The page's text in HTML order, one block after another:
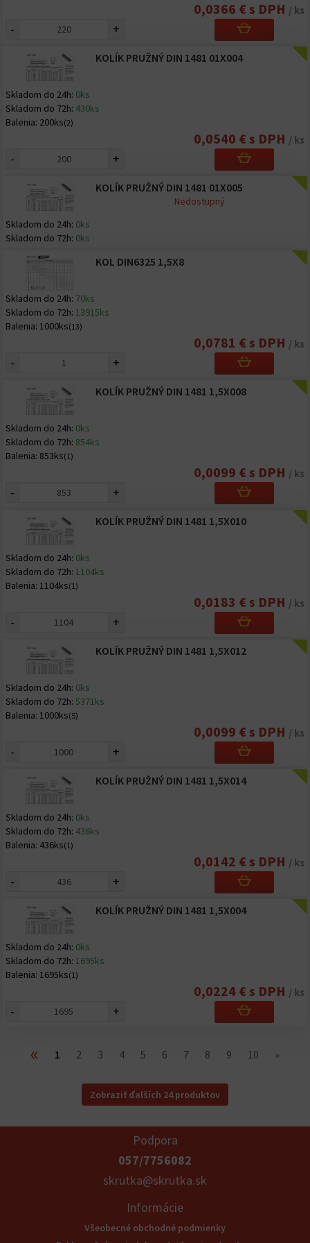
0,0366 € s DPH / ks
- +
KOLÍK PRUŽNÝ DIN 1481 01X004
Skladom do 24h: 0ks
Skladom do 72h: 430ks
Balenia: 200ks(2)
0,0540 € s DPH / ks
- +
KOLÍK PRUŽNÝ DIN 1481 01X005
Skladom do 24h: 0ks
Skladom do 72h: 0ks
Nedostupný
KOL DIN6325 1,5X8
Skladom do 24h: 70ks
Skladom do 72h: 13915ks
Balenia: 1000ks(13)
0,0781 € s DPH / ks
- +
KOLÍK PRUŽNÝ DIN 1481 1,5X008
Skladom do 24h: 0ks
Skladom do 72h: 854ks
Balenia: 853ks(1)
0,0099 € s DPH / ks
- +
KOLÍK PRUŽNÝ DIN 1481 1,5X010
Skladom do 24h: 0ks
Skladom do 72h: 1104ks
Balenia: 1104ks(1)
0,0183 € s DPH / ks
- +
KOLÍK PRUŽNÝ DIN 1481 1,5X012
Skladom do 24h: 0ks
Skladom do 72h: 5371ks
Balenia: 1000ks(5)
0,0099 € s DPH / ks
- +
KOLÍK PRUŽNÝ DIN 1481 1,5X014
Skladom do 24h: 0ks
Skladom do 72h: 436ks
Balenia: 436ks(1)
0,0142 € s DPH / ks
- +
KOLÍK PRUŽNÝ DIN 1481 1,5X004
Skladom do 24h: 0ks
Skladom do 72h: 1695ks
Balenia: 1695ks(1)
0,0224 € s DPH / ks
- +
« 1 2 3 4 5 6 7 8 9 10 »
Zobraziť ďalších 24 produktov
Podpora
057/7756082
skrutka@skrutka.sk
Informácie
Všeobecné obchodné podmienky